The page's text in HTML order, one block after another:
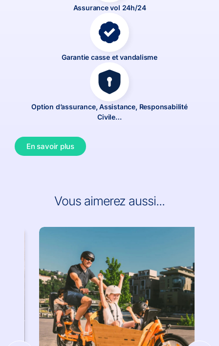
Assurance vol 24h/24
Garantie casse et vandalisme
Option d’assurance, Assistance, Responsabilité
Civile…
En savoir plus
Vous aimerez aussi...